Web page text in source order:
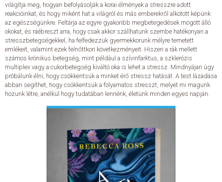
világítja meg, hogyan befolyásolják a korai élmények a stresszre adott
reakcióinkat, és hogy miként hat a világról és más emberekről alkotott képünk
az egészségünkre. Feltárja az egyre gyakoribb megbetegedések mögött álló
okokat, és ráébreszt arra, hogy csak akkor szállhatunk szembe hatékonyan a
stresszbetegségekkel, ha felfedezzük gyermekkorunk mélyre temetett
emlékeit, valamint ezek felnőttkori következményeit. Hiszen a rák mellett
számos krónikus betegség, mint például a szívinfarktus, a szklerózis
multiplex vagy a cukorbetegség kiváltó oka is lehet a stressz. Mindnyájan úgy
próbálunk élni, hogy csökkentsük a minket érő stressz hatását. A test lázadása
abban segíthet, hogy csökkentsük a folyamatos stresszt, melyet mi magunk
hozunk létre, anélkül hogy tudatában lennénk, életünk minden egyes napján.
KÍVÁNSÁG TOPLISTA
ELADÁSI SIKERLISTA
ÁLTALÁNOS SZERZŐDÉSI FELTÉTELEK
ADATKEZELÉSI ÉS ADATVÉDELMI SZABÁLYZAT